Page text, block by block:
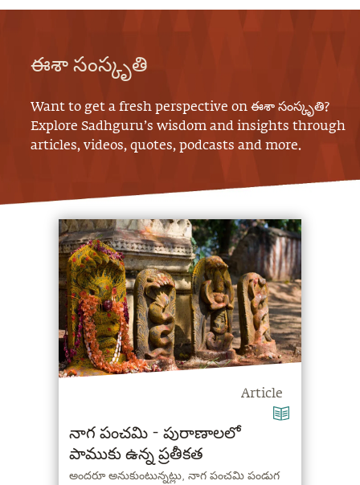
ఈశా సంస్కృతి
Want to get a fresh perspective onఈశా సంస్కృతి?
Explore Sadhguru’s wisdom and insights through
articles, videos, quotes, podcasts and more.
Article
నాగ పంచమి - పురాణాలలో
పాముకు ఉన్న ప్రతీకత
అందరూ అనుకుంటున్నట్లు, నాగ పంచమి పండుగ